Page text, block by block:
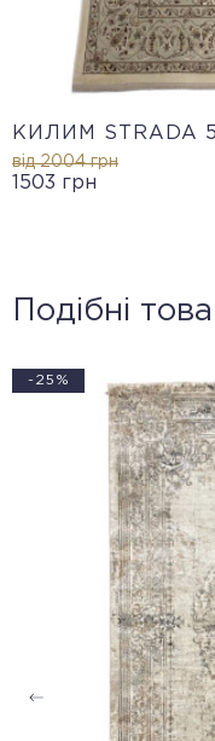
КИЛИМ STRADA
від 2004грн
1503 грн
Подібні
-25%